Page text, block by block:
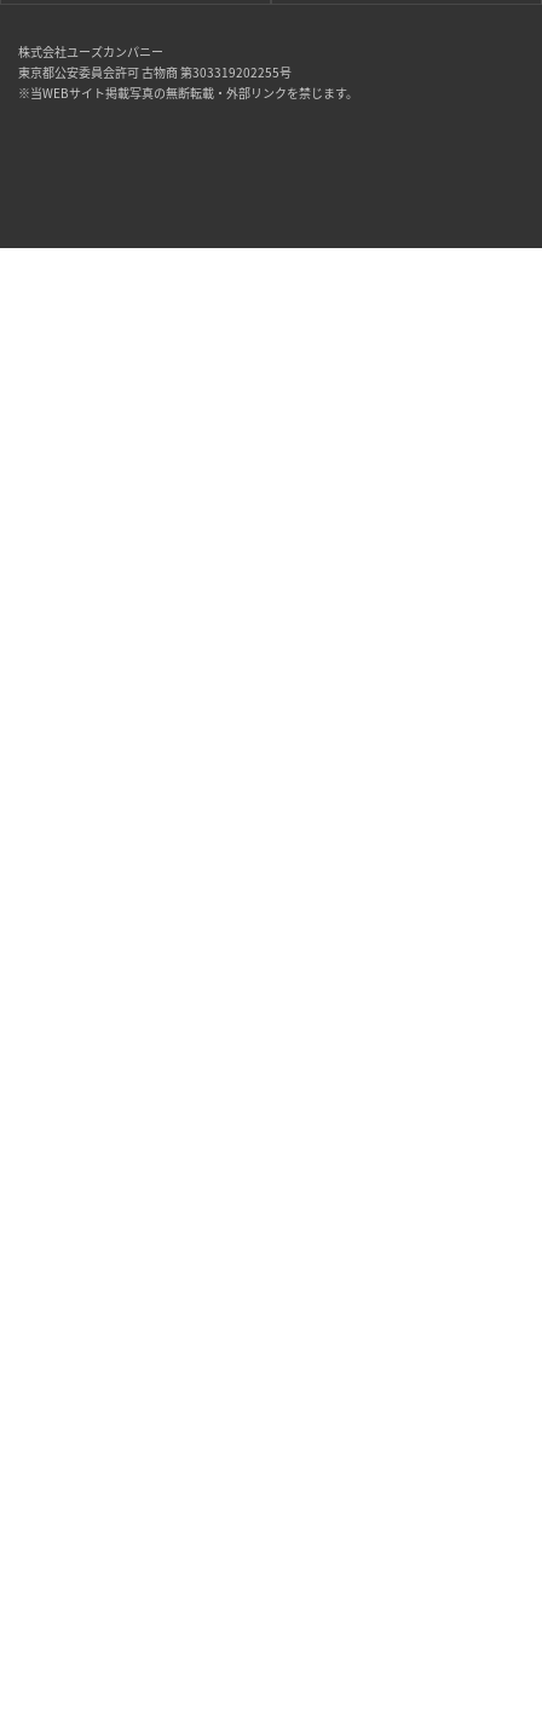
株式会社ユーズカンパニー
東京都公安委員会許可 古物商 第303319202255号
※当WEBサイト掲載写真の無断転載・外部リンクを禁じます。